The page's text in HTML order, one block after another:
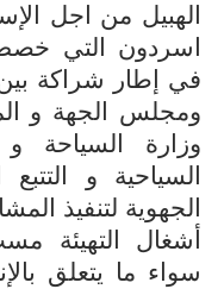
الهبيل من اجل
في إطار شراكة
ومجلس الجهة و
وزارة السياحة
السياحية و
الجهوية لتنفيذ
أشغال التهيئة
سواء ما يتعلق